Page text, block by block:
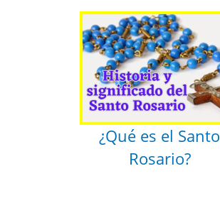
¿Qué es el Santo
Rosario?